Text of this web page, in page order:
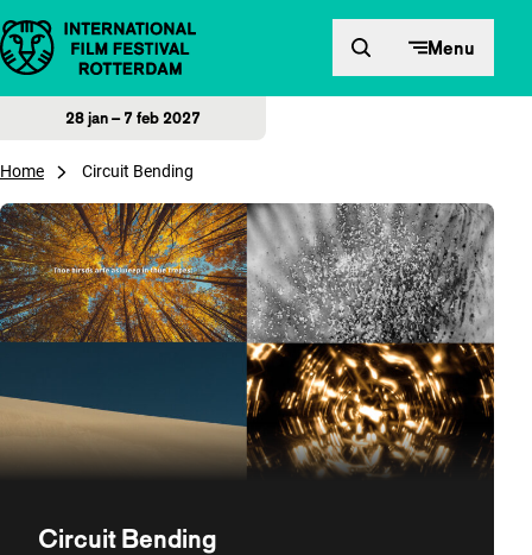
Direct naar inhoud Menu
28 jan – 7 feb 2027
Home Circuit Bending
Circuit Bending